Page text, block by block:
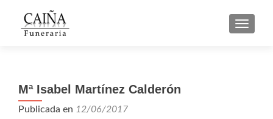
Mª Isabel Martínez Calderón
Publicada en 12/06/2017